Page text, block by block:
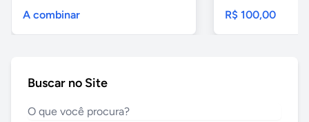
A combinar R$ 100,00
Buscar no Site